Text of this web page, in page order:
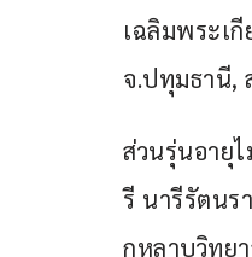
เฉลิมพระเ
จ.ปทุมธานี,
ส่วนรุ่นอายุ
รี นารีรัตนร
กุหลาบวิทย